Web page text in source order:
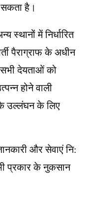
सकता है।
में निर्धारित
पैराग्राफ के अधीन
देयताओं को
होने वाली
के उल्लंघन के लिए
और सेवाएं नि:
प्रकार के नुकसान